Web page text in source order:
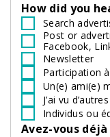
How did you
Search
Post or
Facebook,
Newsletter
Participation
Un(e) ami(e)
J’ai vu
Individus ou
Avez-vous